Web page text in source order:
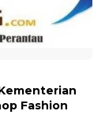
Fashion